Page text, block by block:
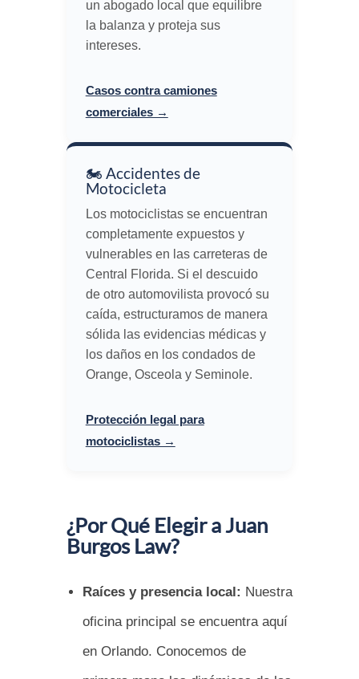
un abogado local que equilibre
la balanza y proteja sus
intereses.
Casos contra camiones
comerciales →
🏍️ Accidentes de
Motocicleta
Los motociclistas se encuentran
completamente expuestos y
vulnerables en las carreteras de
Central Florida. Si el descuido
de otro automovilista provocó su
caída, estructuramos de manera
sólida las evidencias médicas y
los daños en los condados de
Orange, Osceola y Seminole.
Protección legal para
motociclistas →
¿Por Qué Elegir a Juan
Burgos Law?
Raíces y presencia local: Nuestra
oficina principal se encuentra aquí
en Orlando. Conocemos de